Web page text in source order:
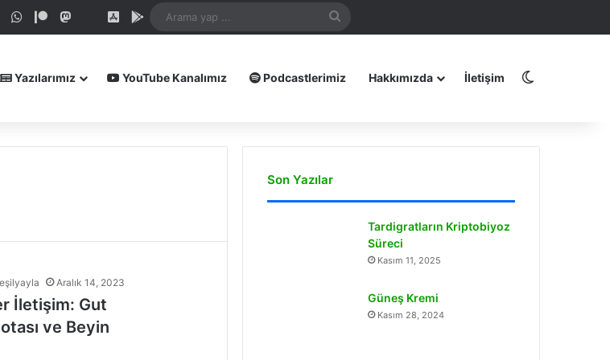
TikTokWhatsApp
PatreonMastodonBlueskyiOS Uygulamamız
Android Uygulamamız
...
Yazılarımız YouTube Kanalımız Podcastlerimiz Hakkımızda İletişim
Aralık 14, 2023
İletişim: Gut
ve Beyin
Son Yazılar
Tardigratların Kriptobiyoz
Süreci
Kasım 11, 2025
Güneş Kremi
Kasım 28, 2024